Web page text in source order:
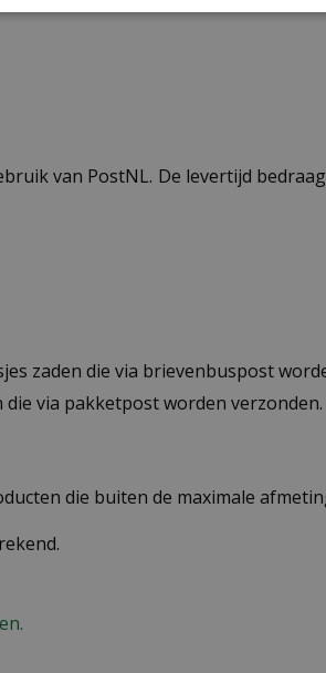
van PostNL. De levertijd
zaden die via brievenbuspost
via pakketpost worden verzonden.
die buiten de maximale